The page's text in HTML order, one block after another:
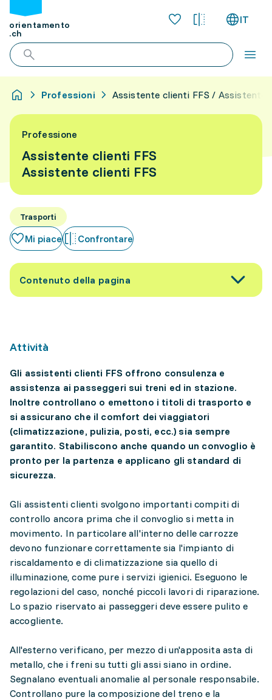
orientamento
.ch
IT
Professioni Assistente clienti FFS / Assistente
Professione
Assistente clienti FFS
Assistente clienti FFS
Trasporti
Mi piace Confrontare
Contenuto della pagina
Attività
Gli assistenti clienti FFS offrono consulenza e
assistenza ai passeggeri sui treni ed in stazione.
Inoltre controllano o emettono i titoli di trasporto e
si assicurano che il comfort dei viaggiatori
(climatizzazione, pulizia, posti, ecc.) sia sempre
garantito. Stabiliscono anche quando un convoglio è
pronto per la partenza e applicano gli standard di
sicurezza.
Gli assistenti clienti svolgono importanti compiti di
controllo ancora prima che il convoglio si metta in
movimento. In particolare all'interno delle carrozze
devono funzionare correttamente sia l'impianto di
riscaldamento e di climatizzazione sia quello di
illuminazione, come pure i servizi igienici. Eseguono le
regolazioni del caso, nonché piccoli lavori di riparazione.
Lo spazio riservato ai passeggeri deve essere pulito e
accogliente.
All'esterno verificano, per mezzo di un'apposita asta di
metallo, che i freni su tutti gli assi siano in ordine.
Segnalano eventuali anomalie al personale responsabile.
Controllano pure la composizione del treno e la